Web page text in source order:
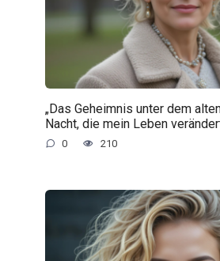
„Das Geheimnis unter dem
Nacht, die mein Leben
0 210